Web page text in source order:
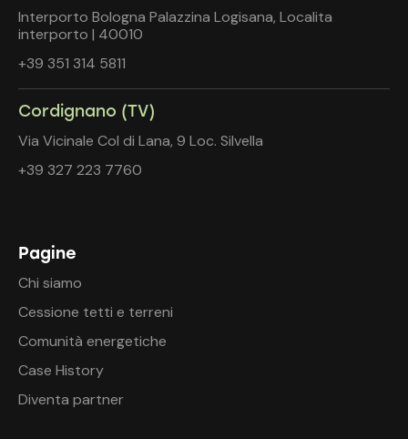
Interporto Bologna Palazzina Logisana, Localita
interporto | 40010
+39 351 314 5811
Cordignano (TV)
Via Vicinale Col di Lana, 9 Loc. Silvella
+39 327 223 7760
Pagine
Chi siamo
Cessione tetti e terreni
Comunità energetiche
Case History
Diventa partner